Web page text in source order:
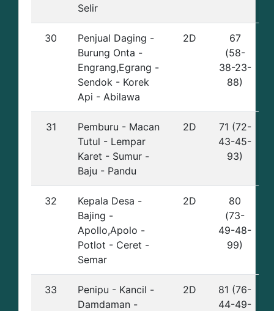
Selir
30
Penjual Daging -
Burung Onta -
Engrang,Egrang -
Sendok - Korek
Api - Abilawa
2D
67
(58-
38-23-
88)
31
Pemburu - Macan
Tutul - Lempar
Karet - Sumur -
Baju - Pandu
2D
71 (72-
43-45-
93)
32
Kepala Desa -
Bajing -
Apollo,Apolo -
Potlot - Ceret -
Semar
2D
80
(73-
49-48-
99)
33
Penipu - Kancil -
Damdaman -
2D
81 (76-
44-49-